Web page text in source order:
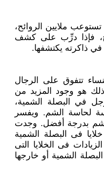
ملايين الروائح،
فإذا درِّب على كشف
في ذاكرته يكتشفها.
تتفوق على الرجال
هو وجود المزيد من
في البصلة الشمية،
لحاسة الشم. ويفسر
بدرجة أفضل. وجدت
فى البصلة الشمية
الزيادات فى الخلايا التى
الشمية أو خارجها